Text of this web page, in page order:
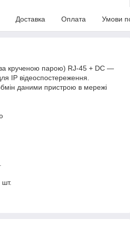
Доставка Оплата Умови
крученою парою) RJ-45 + DC —
IP відеоспостереження.
даними пристрою в мережі
шт.